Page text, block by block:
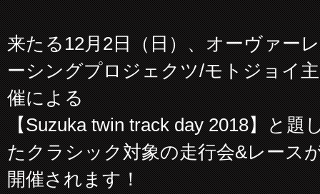
来たる12月2日（日）、オーヴァーレ
ーシングプロジェクツ/モトジョイ主
催による
【Suzuka twin track day 2018】と題
たクラシック対象の走行会&レース
開催されます！